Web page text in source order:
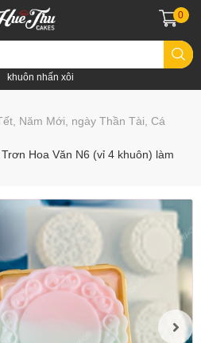
khuôn nhấn xôi
0
Năm Mới, ngày Thần Tài, Cá
Hoa Văn N6 (vỉ 4 khuôn) làm